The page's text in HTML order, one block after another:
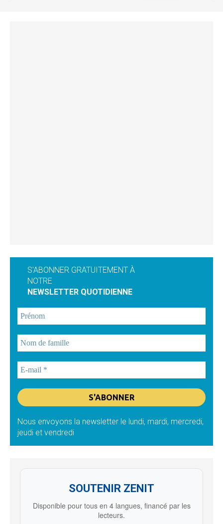
S'ABONNER GRATUITEMENT À
NOTRE
NEWSLETTER QUOTIDIENNE
Nous envoyons la newsletter le lundi, mardi, mercredi,
jeudi et vendredi
SOUTENIR ZENIT
Disponible pour tous en 4 langues, financé par les
lecteurs.